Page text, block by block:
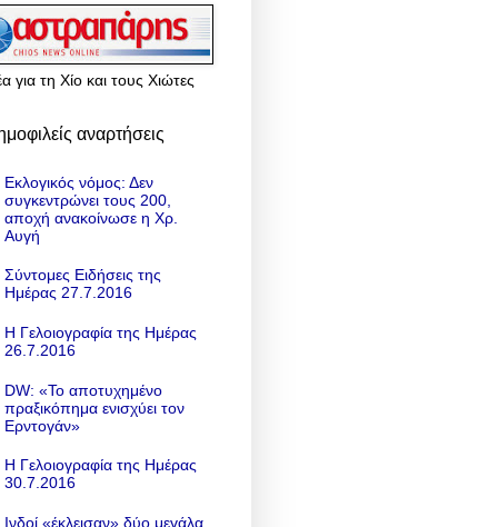
για τη Χίο και τους Χιώτες
αναρτήσεις
Εκλογικός νόμος: Δεν
συγκεντρώνει τους 200,
αποχή ανακοίνωσε η Χρ.
Αυγή
Σύντομες Ειδήσεις της
Ημέρας 27.7.2016
Η Γελοιογραφία της Ημέρας
26.7.2016
DW: «To αποτυχημένο
πραξικόπημα ενισχύει τον
Ερντογάν»
Η Γελοιογραφία της Ημέρας
30.7.2016
Ινδοί «έκλεισαν» δύο μεγάλα